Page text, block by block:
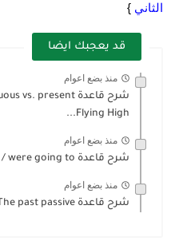
الثاني }
قد يعجبك ايضا
منذ بضع اعوام
Flying High...
منذ بضع اعوام
شرح قاعدة using was / were going to منهج Flying...
منذ بضع اعوام
شرح قاعدة The past passive منهج Flying High 2 للصف...